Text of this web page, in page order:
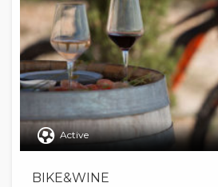
Active
BIKE&WINE